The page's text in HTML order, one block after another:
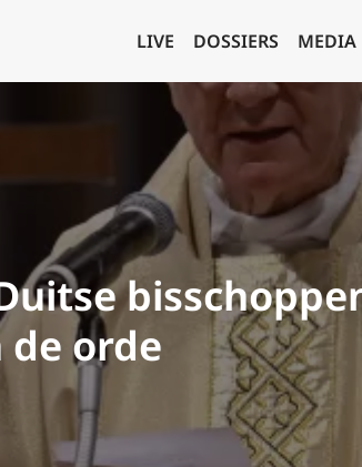
LIVE DOSSIERS MEDIA
de orde